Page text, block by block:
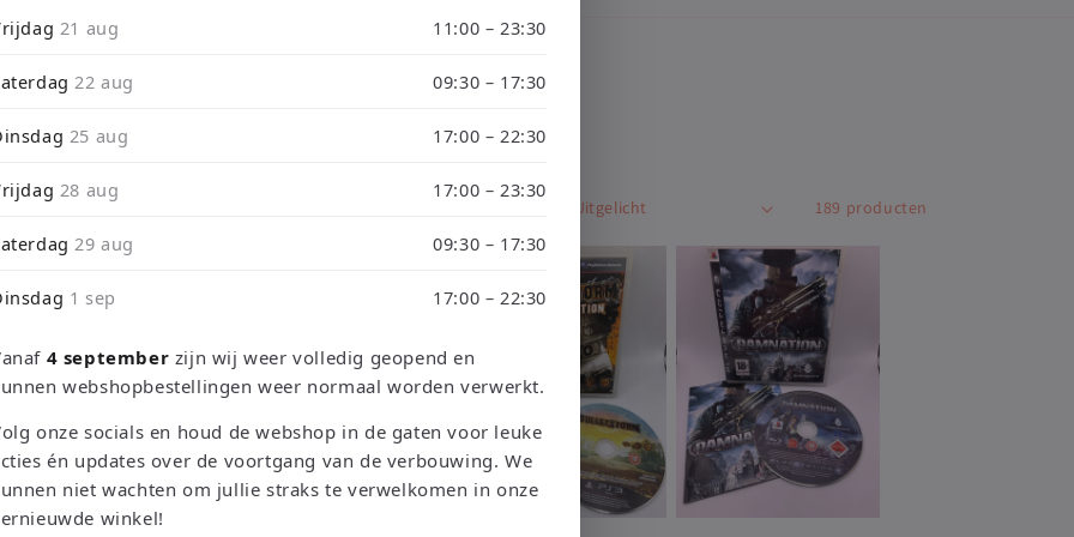
i
189 producten
21 aug 11:00 – 23:30
22 aug 09:30 – 17:30
25 aug 17:00 – 22:30
28 aug 17:00 – 23:30
29 aug 09:30 – 17:30
1 sep 17:00 – 22:30
4 september zijn wij weer volledig geopend en
webshopbestellingen weer normaal worden verwerkt.
onze socials en houd de webshop in de gaten voor leuke
én updates over de voortgang van de verbouwing. We
niet wachten om jullie straks te verwelkomen in onze
winkel!